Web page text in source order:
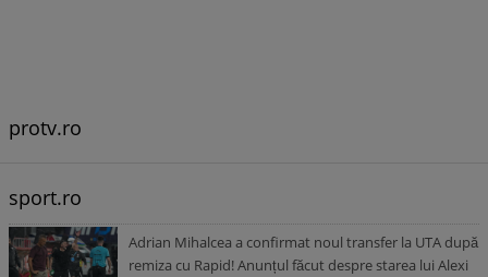
protv.ro
sport.ro
Adrian Mihalcea a confirmat noul transfer la UTA după
remiza cu Rapid! Anunțul făcut despre starea lui Alexi